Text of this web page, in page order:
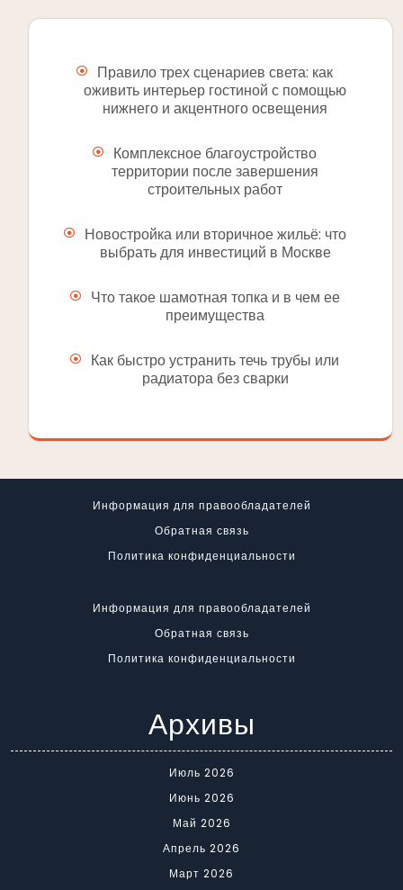
Правило трех сценариев света: как
оживить интерьер гостиной с помощью
нижнего и акцентного освещения
Комплексное благоустройство
территории после завершения
строительных работ
Новостройка или вторичное жильё: что
выбрать для инвестиций в Москве
Что такое шамотная топка и в чем ее
преимущества
Как быстро устранить течь трубы или
радиатора без сварки
Информация для правообладателей
Обратная связь
Политика конфиденциальности
Информация для правообладателей
Обратная связь
Политика конфиденциальности
Архивы
Июль 2026
Июнь 2026
Май 2026
Апрель 2026
Март 2026